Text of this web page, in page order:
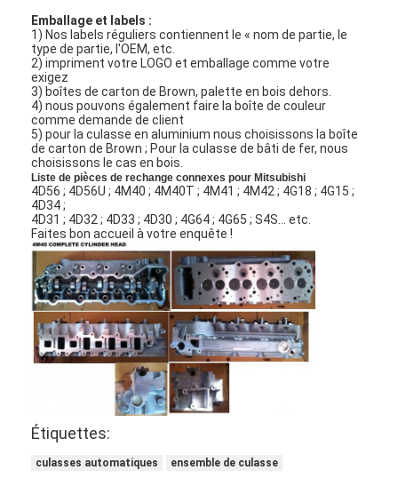
Emballage et labels :
1) Nos labels réguliers contiennent le « nom de partie, le
type de partie, l'OEM, etc.
2) impriment votre LOGO et emballage comme votre
exigez
3) boîtes de carton de Brown, palette en bois dehors.
4) nous pouvons également faire la boîte de couleur
comme demande de client
5) pour la culasse en aluminium nous choisissons la boîte
de carton de Brown ; Pour la culasse de bâti de fer, nous
choisissons le cas en bois.
Liste de pièces de rechange connexes pour Mitsubishi
4D56 ; 4D56U ; 4M40 ; 4M40T ; 4M41 ; 4M42 ; 4G18 ; 4G15 ;
4D34 ;
4D31 ; 4D32 ; 4D33 ; 4D30 ; 4G64 ; 4G65 ; S4S… etc.
Faites bon accueil à votre enquête !
Étiquettes:
culasses automatiques
ensemble de culasse